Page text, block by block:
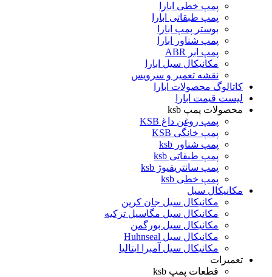
پمپ خطی ابارا
پمپ طبقاتی ابارا
بوستر پمپ ابارا
پمپ شناور ابارا
پمپ ابر ABR
مکانیکال سیل ابارا
نقشه تعمیر و سرویس
کاتالوگ محصولات ابارا
لیست قیمت ابارا
محصولات پمپ ksb
پمپ روغن داغ KSB
پمپ خانگی KSB
پمپ شناور ksb
پمپ طبقاتی ksb
پمپ سانتریفیوژ ksb
پمپ خطی ksb
مکانیکال سیل
مکانیکال سیل جان کرین
مکانیکال سیل مگاسیل ترکیه
مکانیکال سیل بورگمن
مکانیکال سیل Huhnseal
مکانیکال سیل آمبرا ایتالیا
تعمیرات
قطعات پمپ ksb